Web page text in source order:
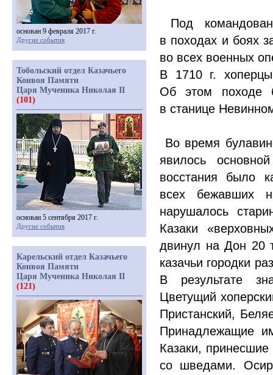
Под
в походах и боях
во всех военных
В 1710 г.
Об этом походе
в станице
Во время
явилось
восстания было
всех бежавших
нарушалось
Казаки
«
двинул на Дон 20
казачьи городки
В результате
Цветущий
Пристанский,
Принадлежащие
Казаки,
со шведами.
основан 9 февраля 2017 г.
Другие события
Тобольский отдел Казачьего
Конвоя Памяти
Царя Мученика Николая II
(101)
основан 5 сентября 2017 г.
Другие события
Карельский отдел Казачьего
Конвоя Памяти
Царя Мученика Николая II
(121)